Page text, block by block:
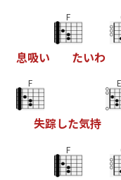
息吸い
F
たいわ
F
失踪した気持
E
F